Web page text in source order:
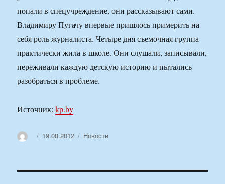
попали в спецучреждение, они рассказывают сами.
Владимиру Пугачу впервые пришлось примерить на
себя роль журналиста. Четыре дня съемочная группа
практически жила в школе. Они слушали, записывали,
переживали каждую детскую историю и пытались
разобраться в проблеме.
Источник:kp.by
АвторОпубликовано
19.08.2012 Рубрики
Новости